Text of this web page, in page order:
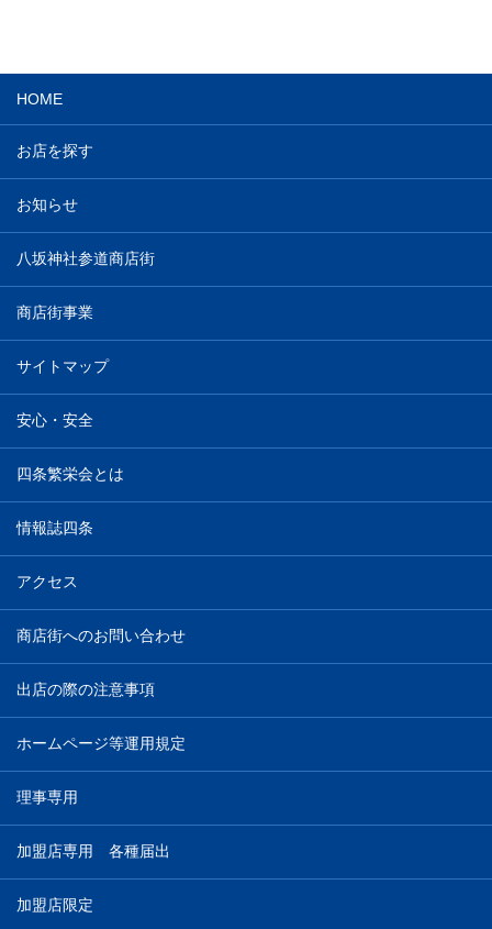
HOME
お店を探す
お知らせ
八坂神社参道商店街
商店街事業
サイトマップ
安心・安全
四条繁栄会とは
情報誌四条
アクセス
商店街へのお問い合わせ
出店の際の注意事項
ホームページ等運用規定
理事専用
加盟店専用 各種届出
加盟店限定